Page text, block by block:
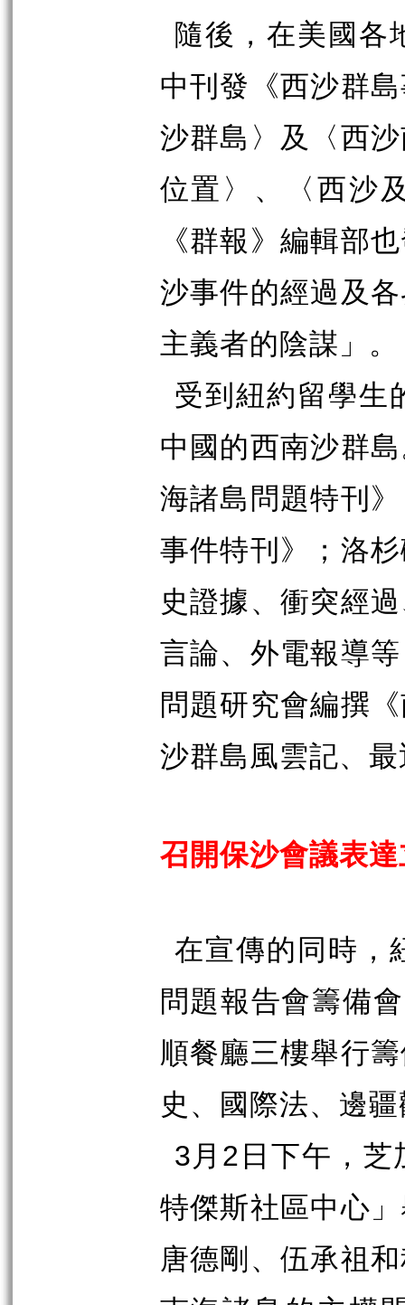
隨後，在美國各
中刊發《西沙群
沙群島〉及〈西
位置〉、〈西沙
《群報》編輯部
沙事件的經過及
主義者的陰謀」。
受到紐約留學生
中國的西南沙群
海諸島問題特刊
事件特刊》；洛
史證據、衝突經
言論、外電報導
問題研究會編撰
沙群島風雲記、
召開保沙會議表
在宣傳的同時，
問題報告會籌備
順餐廳三樓舉行
史、國際法、邊
3 月 2 日下午，
特傑斯社區中心
唐德剛、伍承祖